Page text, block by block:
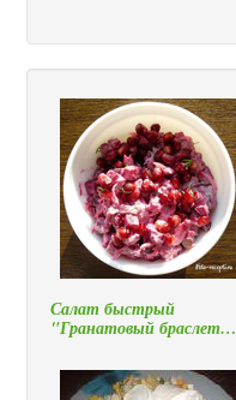
Салат быстрый
"Гранатовый браслет…